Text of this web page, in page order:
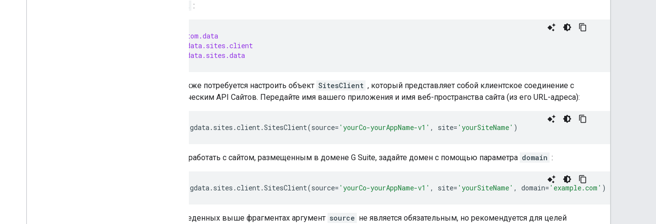
import :
atom.data
gdata.sites.client
gdata.sites.data
Вам также потребуется настроить объект SitesClient , который представляет собой клиентское соединение с
классическим API Сайтов. Передайте имя вашего приложения и имя веб-пространства сайта (из его URL-адреса):
gdata. sites .client.SitesClient(source= 'yourCo-yourAppName-v1' , site= 'yourSiteName' )
Чтобы работать с сайтом, размещенным в домене G Suite, задайте домен с помощью параметра domain :
gdata. sites .client.SitesClient(source= 'yourCo-yourAppName-v1' , site= 'yourSiteName' , domain= 'example.com' )
В приведенных выше фрагментах аргумент source не является обязательным, но рекомендуется для целей